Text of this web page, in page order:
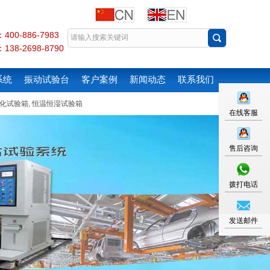
400-886-7983
138-2698-8790
统 振动试验台 客户案例 新闻动态 联系我们
试验箱,恒温恒湿试验箱
在线客服
售后咨询
拨打电话
发送邮件